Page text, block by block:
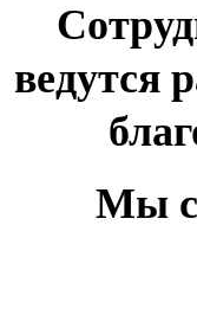
ведутся
Мы с